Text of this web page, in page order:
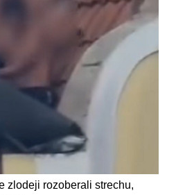
zlodeji rozoberali strechu,